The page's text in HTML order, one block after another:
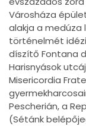
Városháza
alakja a
történelmét
díszítő Fontana
Harisnyások
Misericordia
Pescherián, a
(Sétánk